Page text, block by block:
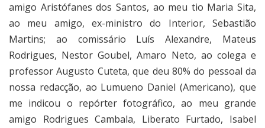
amigo Aristófanes dos Santos, ao meu tio Maria Sita,
ao meu amigo, ex-ministro do Interior, Sebastião
Martins; ao comissário Luís Alexandre, Mateus
Rodrigues, Nestor Goubel, Amaro Neto, ao colega e
professor Augusto Cuteta, que deu 80% do pessoal da
nossa redacção, ao Lumueno Daniel (Americano), que
me indicou o repórter fotográfico, ao meu grande
amigo Rodrigues Cambala, Liberato Furtado, Isabel